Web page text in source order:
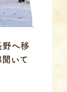
へ移
いて